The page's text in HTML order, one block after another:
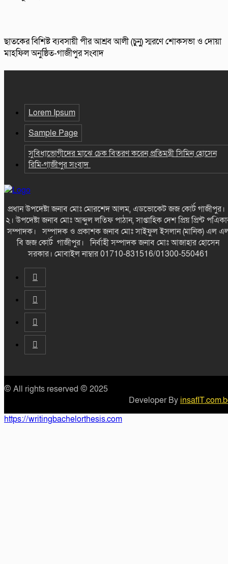
ছাতকের বিশিষ্ট ব্যবসায়ী পীর আশ্রব আলী (চুনু) স্মরণে শোকসভা ও দোয়া
মাহফিল অনুষ্ঠিত-গাজীপুর সংবাদ
Lorem Ipsum
Sample Page
সুবিধাভোগীদের মাঝে চেক বিতরণ করেন প্রতিমন্ত্রী সিমিন হোসেন
রিমি-গাজীপুর সংবাদ
প্রধান উপদেষ্টা জনাব মোঃ মোরশেদ আলম, এডভোকেট জজ কোর্ট
২। উপদেষ্টা জনাব মোঃ আব্দুল লতিফ পাঠান, সাপ্তাহিক দেশ প্রিয় প্রিন্ট
সম্পাদক। সম্পাদক ও প্রকাশক জনাব মোঃ সাইফুল ইসলান (মানিক) এল
বি জজ কোর্ট গাজীপুর। নির্বাহী সম্পাদক জনাব মোঃ আজাহার হোসেন
সরকার। মোবাইল নাম্বার 01710-831516/01300-550461
© All rights reserved © 2025
Developer By
https://writingbachelorthesis.com